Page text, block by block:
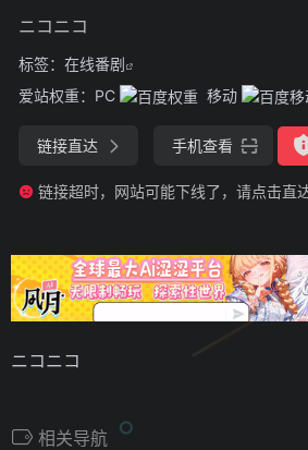
ニコニコ
标签： 在线番剧
爱站权重： PC 移动
链接直达 手机查看
链接超时，网站可能下线了，请点击直
ニコニコ
相关导航